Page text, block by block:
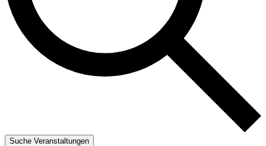
Suche Veranstaltungen